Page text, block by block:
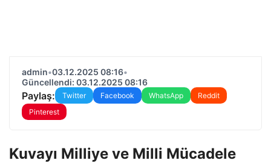
admin•03.12.2025 08:16•
Güncellendi: 03.12.2025 08:16
Paylaş: Twitter Facebook WhatsApp
Reddit
Pinterest
Kuvayı Milliye ve Milli Mücadele